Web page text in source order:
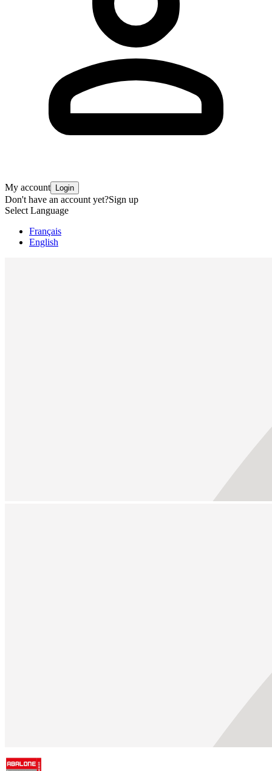
My account Login
Don't have an account yet?Sign up
Select Language
Français
English